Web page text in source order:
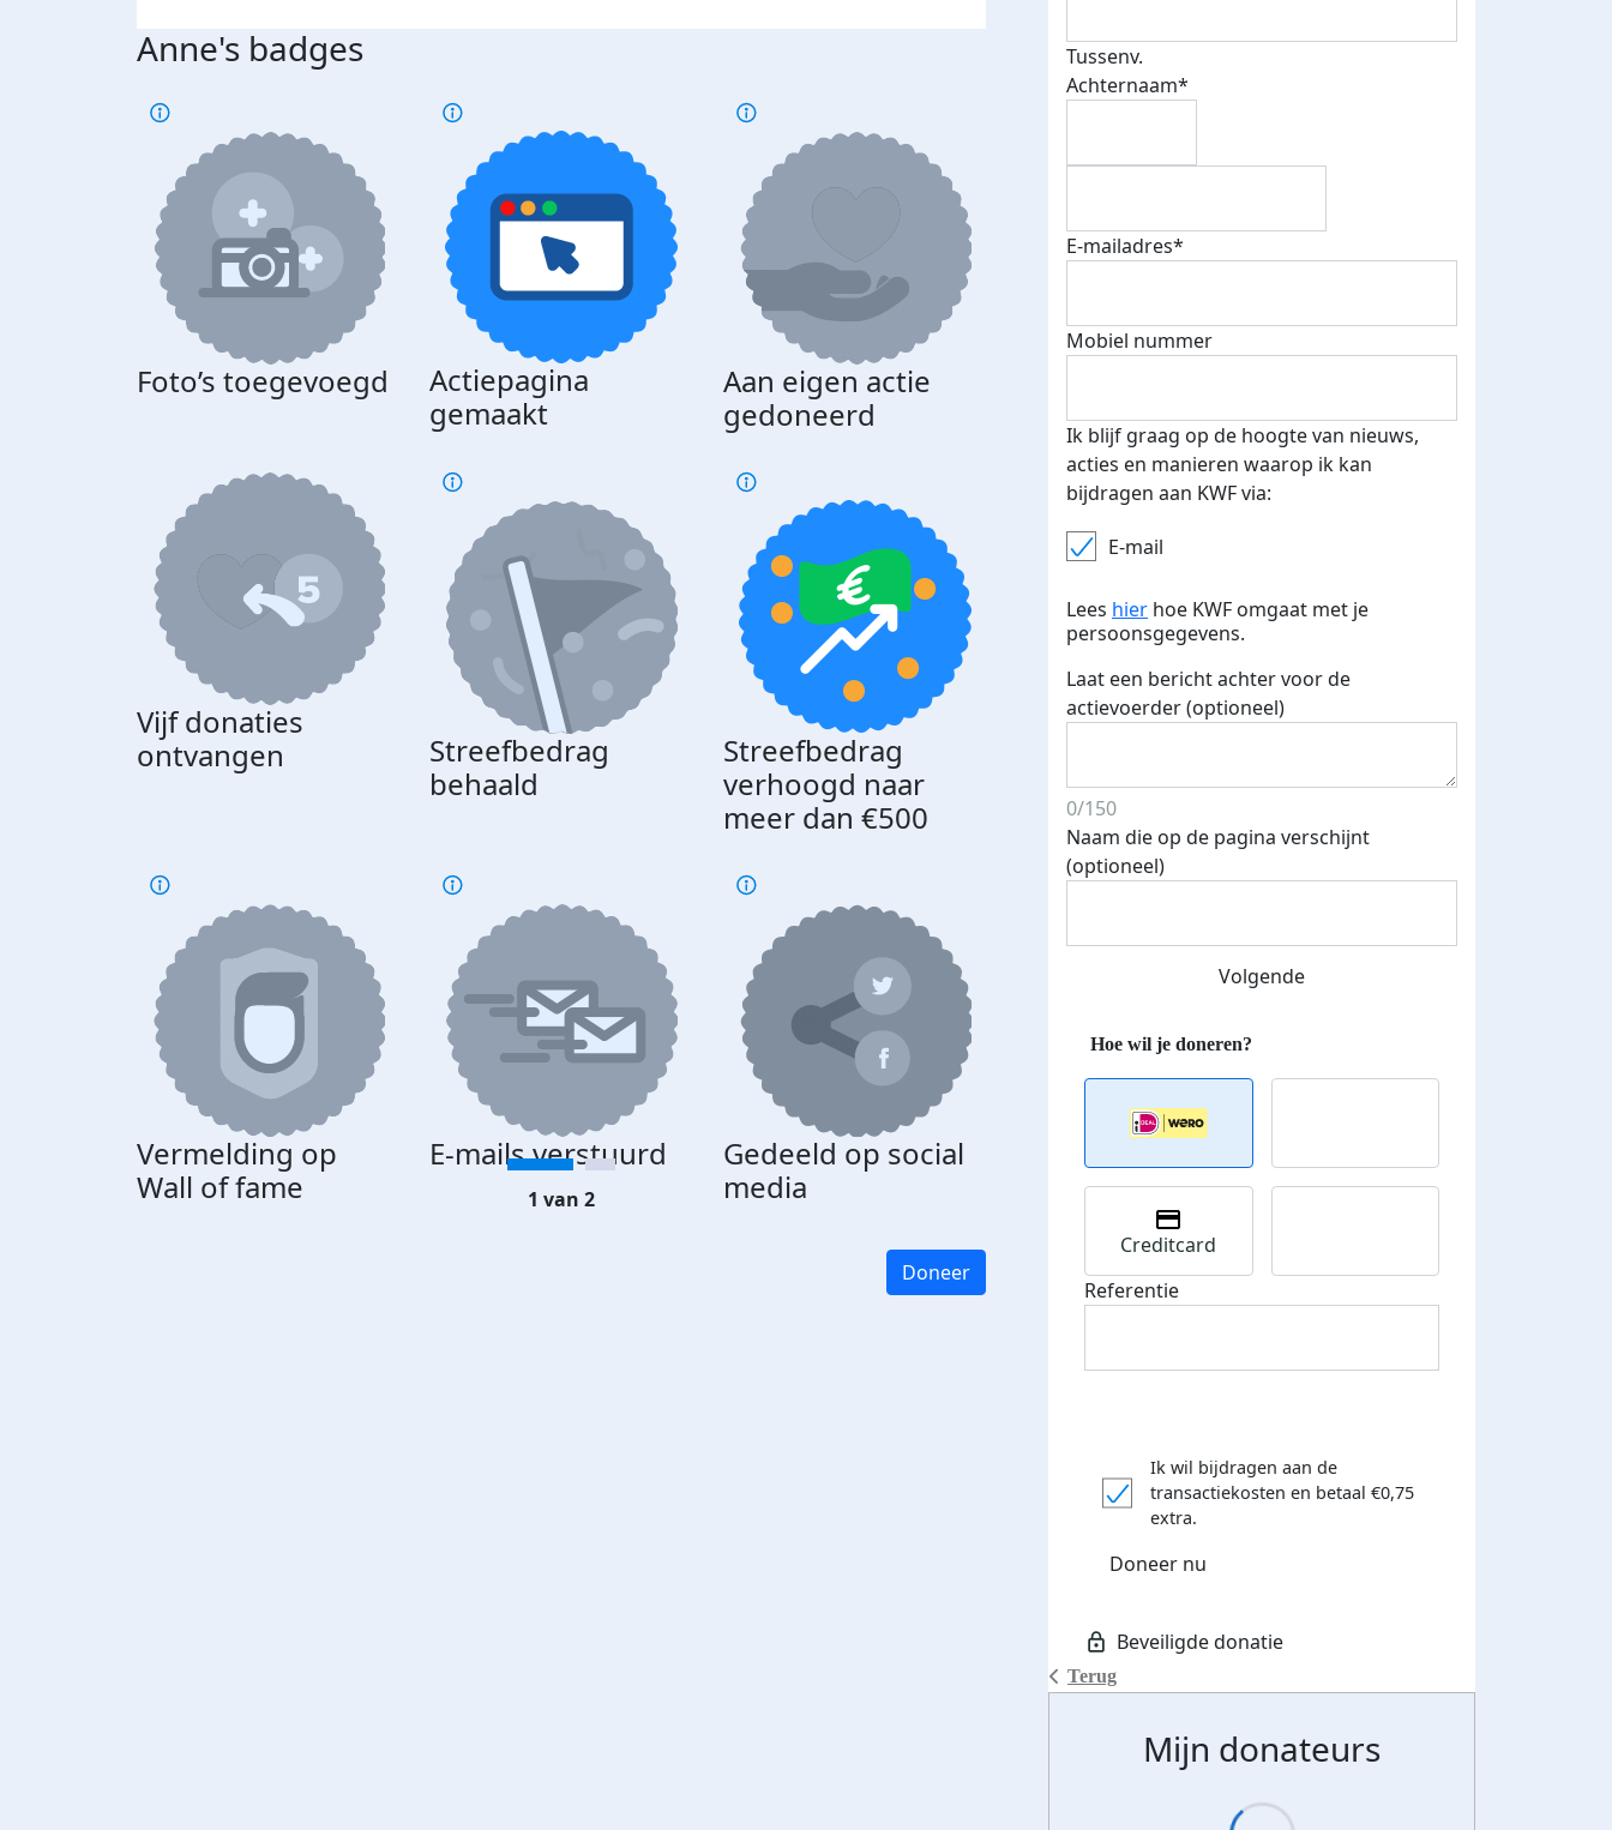
Anne's badges
Foto’s toegevoegd
Actiepagina
gemaakt
Aan eigen actie
gedoneerd
Vijf donaties
ontvangen
Streefbedrag
behaald
Streefbedrag
verhoogd naar
meer dan €500
Vermelding op
Wall of fame
E-mails verstuurd
Gedeeld op social
media
bedankt
1 van 2
Doneer
Tussenv.
Achternaam*
E-mailadres*
Mobiel nummer
Ik blijf graag op de hoogte van nieuws,
acties en manieren waarop ik kan
bijdragen aan KWF via:
E-mail
Lees hier hoe KWF omgaat met je
persoonsgegevens.
Laat een bericht achter voor de
actievoerder (optioneel)
0/150
Naam die op de pagina verschijnt
(optioneel)
Volgende
Terug
Creditcard
Referentie
Ik wil bijdragen aan de
transactiekosten en betaal €0,75
extra.
Doneer nu
Mijn donateurs